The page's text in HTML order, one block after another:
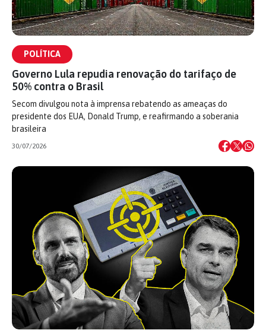
POLÍTICA
Governo Lula repudia renovação do tarifaço de
50% contra o Brasil
Secom divulgou nota à imprensa rebatendo as ameaças do
presidente dos EUA, Donald Trump, e reafirmando a soberania
brasileira
30/07/2026